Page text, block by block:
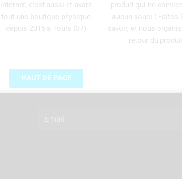
internet, c’est aussi et avant
tout une boutique physique
depuis 2015 à Tours (37)
produit qui ne
Aucun souci ! Faites
savoir, et nous
retour du produit .
HAUT DE PAGE